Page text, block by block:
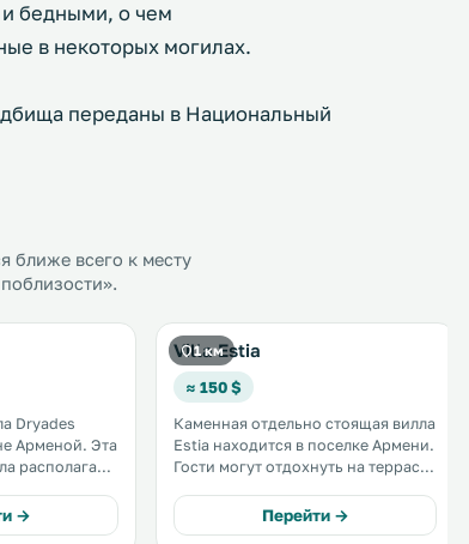
бедными, о чем
в некоторых могилах.
переданы в Национальный
ближе всего к месту
Dryades
Эта
располагает
и
→
1 км
Villa Estia
≈ 150 $
Каменная отдельно стоящая вилла
Estia находится в поселке Армени.
Гости могут отдохнуть на террасе.
виллы открывается вид на горы.
Гостям предоставляется
Перейти →